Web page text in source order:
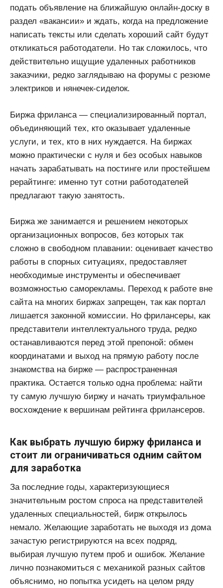
подать объявление на ближайшую онлайн-доску в
раздел «вакансии» и ждать, когда на предложение
написать тексты или сделать хороший сайт будут
откликаться работодатели. Но так сложилось, что
действительно ищущие удаленных работников
заказчики, редко заглядываю на форумы с резюме
электриков и нянечек-сиделок.
Биржа фриланса — специализированный портал,
объединяющий тех, кто оказывает удаленные
услуги, и тех, кто в них нуждается. На биржах
можно практически с нуля и без особых навыков
начать зарабатывать на постинге или простейшем
рерайтинге: именно тут сотни работодателей
предлагают такую занятость.
Биржа же занимается и решением некоторых
организационных вопросов, без которых так
сложно в свободном плавании: оценивает качество
работы в спорных ситуациях, предоставляет
необходимые инструменты и обеспечивает
возможностью саморекламы. Переход к работе вне
сайта на многих биржах запрещен, так как портал
лишается законной комиссии. Но фрилансеры, как
представители интеллектуального труда, редко
останавливаются перед этой препоной: обмен
координатами и выход на прямую работу после
знакомства на бирже — распространенная
практика. Остается только одна проблема: найти
ту самую лучшую биржу и начать триумфальное
восхождение к вершинам рейтинга фрилансеров.
Как выбрать лучшую биржу фриланса и
стоит ли ограничиваться одним сайтом
для заработка
За последние годы, характеризующиеся
значительным ростом спроса на представителей
удаленных специальностей, бирж открылось
немало. Желающие заработать не выходя из дома
зачастую регистрируются на всех подряд,
выбирая лучшую путем проб и ошибок. Желание
лично познакомиться с механикой разных сайтов
объяснимо, но попытка усидеть на целом ряду